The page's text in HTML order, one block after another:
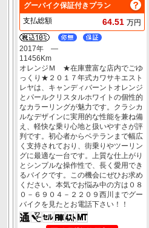
グーバイク保証付きプラン
支払総額
64.51 万円
2017年 ―
11456Km
オレンジＭ ★在庫豊富な店内でごゆ
っくり★２０１７年式カワサキエスト
レヤは、キャンディバーントオレンジ
とパールクリスタルホワイトの個性的
なカラーリングが魅力です。クラシカ
ルなデザインに実用的な性能を兼ね備
え、軽快な乗り心地と扱いやすさが評
判です。初心者からベテランまで幅広
く支持されており、街乗りやツーリン
グに最適な一台です。上質な仕上がり
とシンプルな操作性で、長く愛用でき
るバイクです。この機会にぜひお求め
ください。本気でお悩み中の方は０８
０－６９０４－２２０９西川までグー
バイクを見たとお電話下さい！！